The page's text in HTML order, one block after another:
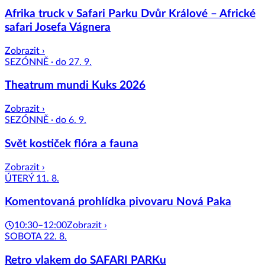
Afrika truck v Safari Parku Dvůr Králové – Africké
safari Josefa Vágnera
Zobrazit ›
SEZÓNNĚ · do 27. 9.
Theatrum mundi Kuks 2026
Zobrazit ›
SEZÓNNĚ · do 6. 9.
Svět kostiček flóra a fauna
Zobrazit ›
ÚTERÝ 11. 8.
Komentovaná prohlídka pivovaru Nová Paka
10:30–12:00Zobrazit ›
SOBOTA 22. 8.
Retro vlakem do SAFARI PARKu